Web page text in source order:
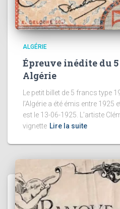
ALGÉRIE
Épreuve inédite du
Algérie
Le petit billet de 5 francs type
l’Algérie a été émis entre 1925
est le 13-06-1925. L’artiste
vignette Lire la suite